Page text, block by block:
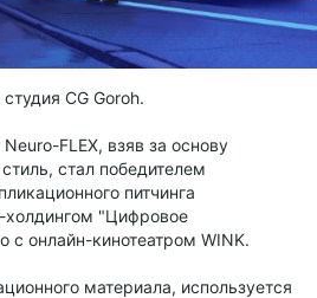
CG Goroh.
FLEX, взяв за основу
стал победителем
питчинга
"Цифровое
с онлайн-кинотеатром WINK.
материала, используется